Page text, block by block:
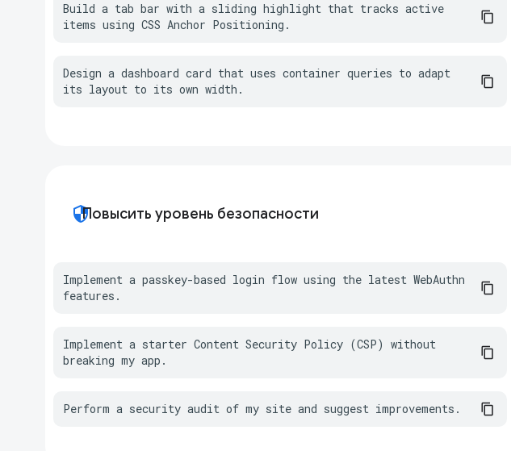
Build a tab bar with a sliding highlight that tracks active
items using CSS Anchor Positioning.
Design a dashboard card that uses container queries to adapt
its layout to its own width.
securityПовысить уровень безопасности
Implement a passkey-based login flow using the latest WebAuthn
features.
Implement a starter Content Security Policy (CSP) without
breaking my app.
Perform a security audit of my site and suggest improvements.